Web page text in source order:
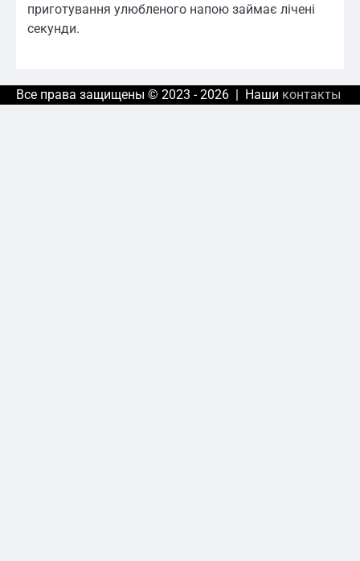
приготування улюбленого напою займає лічені
секунди.
Все права защищены © 2023 - 2026 | Наши контакты